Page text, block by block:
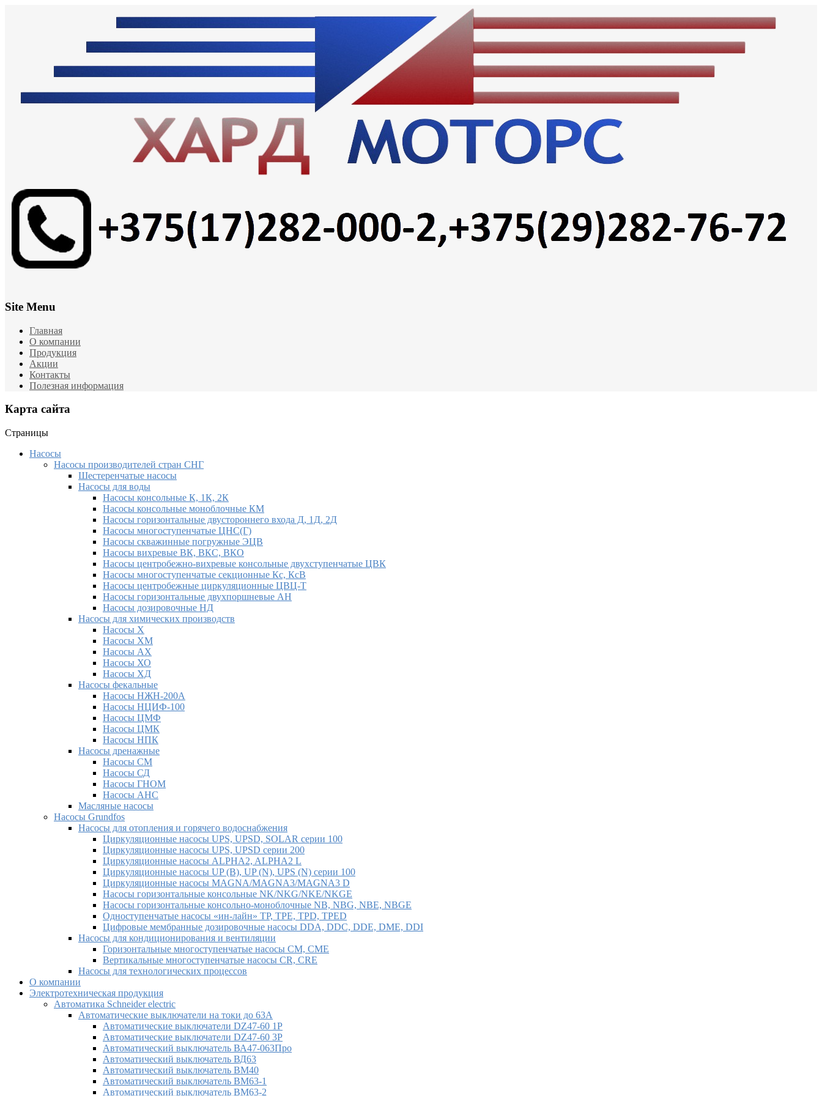
Site Menu
Главная
О компании
Продукция
Акции
Контакты
Полезная информация
Карта сайта
Страницы
Насосы
Насосы производителей стран СНГ
Шестеренчатые насосы
Насосы для воды
Насосы консольные К, 1К, 2К
Насосы консольные моноблочные КМ
Насосы горизонтальные двустороннего входа Д, 1Д, 2Д
Насосы многоступенчатые ЦНС(Г)
Насосы скважинные погружные ЭЦВ
Насосы вихревые ВК, ВКС, ВКО
Насосы центробежно-вихревые консольные двухступенчатые ЦВК
Насосы многоступенчатые секционные Кс, КсВ
Насосы центробежные циркуляционные ЦВЦ-Т
Насосы горизонтальные двухпоршневые АН
Насосы дозировочные НД
Насосы для химических производств
Насосы Х
Насосы ХМ
Насосы АХ
Насосы ХО
Насосы ХД
Насосы фекальные
Насосы НЖН-200А
Насосы НЦИФ-100
Насосы ЦМФ
Насосы ЦМК
Насосы НПК
Насосы дренажные
Насосы СМ
Насосы СД
Насосы ГНОМ
Насосы АНС
Масляные насосы
Насосы Grundfos
Насосы для отопления и горячего водоснабжения
Циркуляционные насосы UPS, UPSD, SOLAR серии 100
Циркуляционные насосы UPS, UPSD серии 200
Циркуляционные насосы ALPHA2, ALPHA2 L
Циркуляционные насосы UP (B), UP (N), UPS (N) серии 100
Циркуляционные насосы MAGNA/MAGNA3/MAGNA3 D
Насосы горизонтальные консольные NK/NKG/NKE/NKGE
Насосы горизонтальные консольно-моноблочные NB, NBG, NBE, NBGE
Одноступенчатые насосы «ин-лайн» TP, TPE, TPD, TPED
Цифровые мембранные дозировочные насосы DDA, DDC, DDE, DME, DDI
Насосы для кондиционирования и вентиляции
Горизонтальные многоступенчатые насосы CM, CME
Вертикальные многоступенчатые насосы CR, CRE
Насосы для технологических процессов
О компании
Электротехническая продукция
Автоматика Schneider electric
Автоматические выключатели на токи до 63А
Автоматические выключатели DZ47-60 1P
Автоматические выключатели DZ47-60 3P
Автоматический выключатель ВА47-063Про
Автоматический выключатель ВД63
Автоматический выключатель ВМ40
Автоматический выключатель ВМ63-1
Автоматический выключатель ВМ63-2